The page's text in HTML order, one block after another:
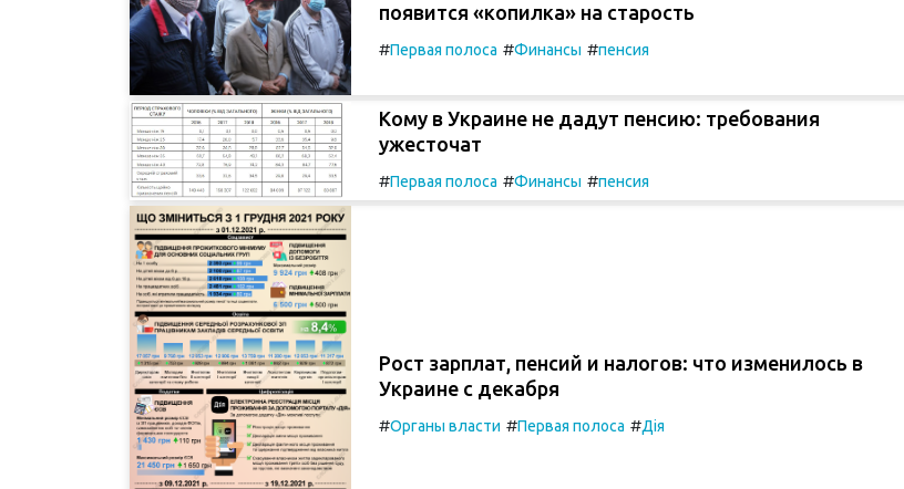
появится «копилка» на старость
#Первая полоса #Финансы #пенсия
Кому в Украине не дадут пенсию: требования
ужесточат
#Первая полоса #Финансы #пенсия
Рост зарплат, пенсий и налогов: что изменилось в
Украине с декабря
#Органы власти #Первая полоса #Дія